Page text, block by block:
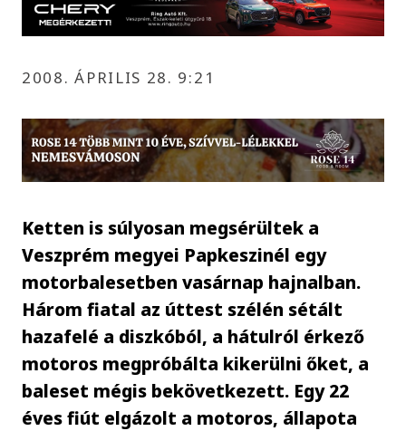
2008. ÁPRILIS 28. 9:21
Ketten is súlyosan megsérültek a
Veszprém megyei Papkeszinél egy
motorbalesetben vasárnap hajnalban.
Három fiatal az úttest szélén sétált
hazafelé a diszkóból, a hátulról érkező
motoros megpróbálta kikerülni őket, a
baleset mégis bekövetkezett. Egy 22
éves fiút elgázolt a motoros, állapota